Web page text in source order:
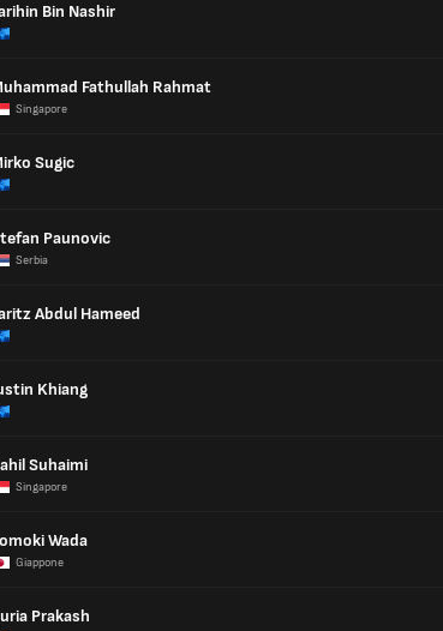
Bin Nashir
Fathullah Rahmat
Singapore
Sugic
Paunovic
Serbia
Abdul Hameed
Khiang
Suhaimi
Singapore
Wada
Giappone
Prakash